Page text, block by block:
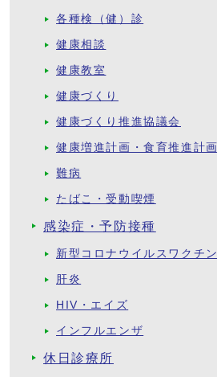
各種検（健）診
健康相談
健康教室
健康づくり
健康づくり推進協議会
健康増進計画・食育推進計画
難病
たばこ・受動喫煙
感染症・予防接種
新型コロナウイルスワクチン
肝炎
HIV・エイズ
インフルエンザ
休日診療所